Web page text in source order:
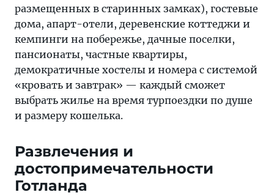
размещенных в старинных замках), гостевые
дома, апарт-отели, деревенские коттеджи и
кемпинги на побережье, дачные поселки,
пансионаты, частные квартиры,
демократичные хостелы и номера с системой
«кровать и завтрак» — каждый сможет
выбрать жилье на время турпоездки по душе
и размеру кошелька.
Развлечения и
достопримечательности
Готланда